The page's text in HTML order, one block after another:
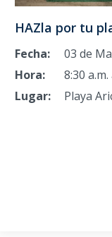
HAZla por tu
Fecha:
03 de
Hora:
8:30
Lugar:
Playa